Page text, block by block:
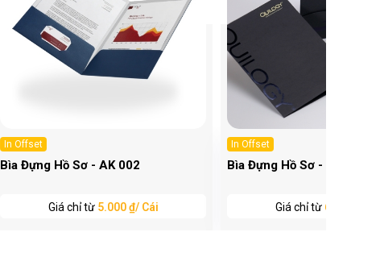
In Offset
Bìa Đựng Hồ Sơ - AK 002
Giá chỉ từ 5.000 ₫/ Cái
In Offset
Bìa Đựng Hồ Sơ - AK 003
Giá chỉ từ 6.600 ₫/ Cái